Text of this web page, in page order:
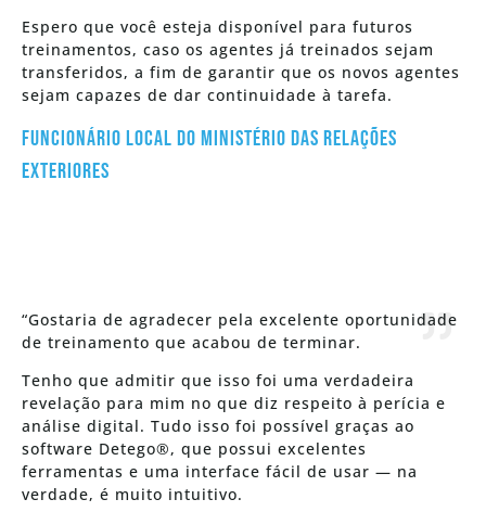
Espero que você esteja disponível para futuros
treinamentos, caso os agentes já treinados sejam
transferidos, a fim de garantir que os novos agentes
sejam capazes de dar continuidade à tarefa.
Funcionário local do Ministério das Relações
Exteriores
“Gostaria de agradecer pela excelente oportunidade
de treinamento que acabou de terminar.
Tenho que admitir que isso foi uma verdadeira
revelação para mim no que diz respeito à perícia e
análise digital. Tudo isso foi possível graças ao
software Detego®, que possui excelentes
ferramentas e uma interface fácil de usar — na
verdade, é muito intuitivo.